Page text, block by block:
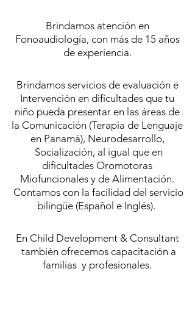
Brindamos atención en
Fonoaudiología, con más de 15 años
de experiencia.
Brindamos servicios de evaluación e
Intervención en dificultades que tu
niño pueda presentar en las áreas de
la Comunicación (Terapia de Lenguaje
en Panamá), Neurodesarrollo,
Socialización, al igual que en
dificultades Oromotoras
Miofuncionales y de Alimentación.
Contamos con la facilidad del servicio
bilingüe (Español e Inglés).
En Child Development & Consultant
también ofrecemos capacitación a
familias y profesionales.